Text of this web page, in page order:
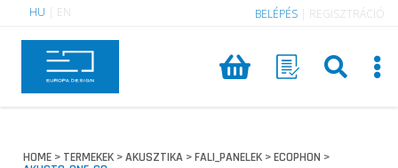
HU EN BELÉPÉS REGISZTRÁCIÓ
HOME > TERMEKEK >AKUSZTIKA >FALI_PANELEK >ECOPHON >